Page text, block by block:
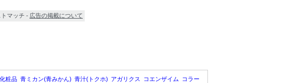
マッチ - 広告の掲載について
粧品 青ミカン(青みかん) 青汁(トクホ) アガリクス コエンザイム コラー